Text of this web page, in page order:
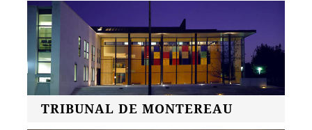
TRIBUNAL DE MONTEREAU